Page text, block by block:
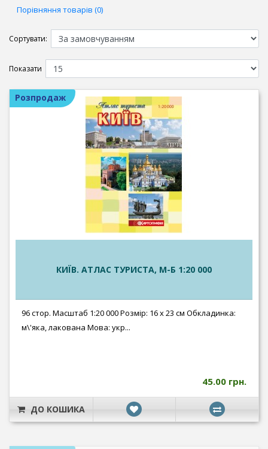
Порівняння товарів (0)
Сортувати:
Показати
Розпродаж
КИЇВ. АТЛАС ТУРИСТА, М-Б 1:20 000
96 стор. Масштаб 1:20 000 Розмір: 16 x 23 см Обкладинка:
м\'яка, лакована Мова: укр...
45.00 грн.
ДО КОШИКА